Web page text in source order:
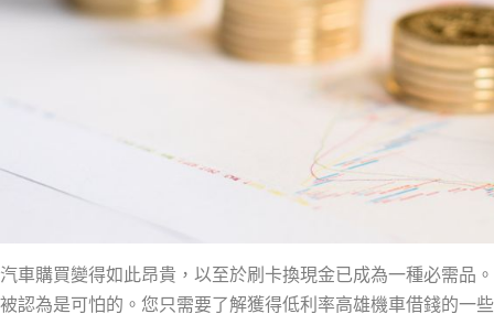
汽車購買變得如此昂貴，以至於刷卡換現金已成為一種必需品
被認為是可怕的。您只需要了解獲得低利率高雄機車借錢的一